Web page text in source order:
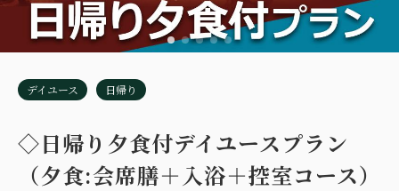
デイユース 日帰り
◇日帰り夕食付デイユースプラン
（夕食:会席膳＋入浴＋控室コース）